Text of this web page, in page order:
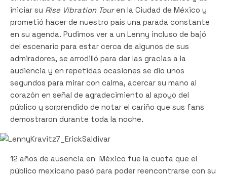
iniciar su Rise Vibration Touren la Ciudad de México y
prometió hacer de nuestro país una parada constante
en su agenda. Pudimos ver a un Lenny incluso de bajó
del escenario para estar cerca de algunos de sus
admiradores, se arrodilló para dar las gracias a la
audiencia y en repetidas ocasiones se dio unos
segundos para mirar con calma, acercar su mano al
corazón en señal de agradecimiento al apoyo del
público y sorprendido de notar el cariño que sus fans
demostraron durante toda la noche.
12 años de ausencia en México fue la cuota que el
público mexicano pasó para poder reencontrarse con su